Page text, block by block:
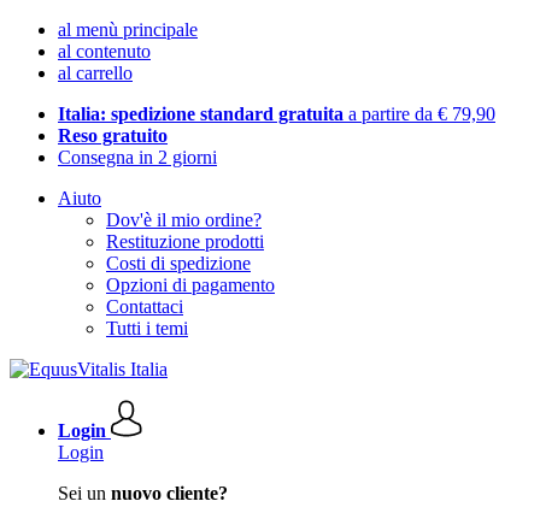
al menù principale
al contenuto
al carrello
Italia: spedizione standard gratuita a partire da € 79,90
Reso gratuito
Consegna in 2 giorni
Aiuto
Dov'è il mio ordine?
Restituzione prodotti
Costi di spedizione
Opzioni di pagamento
Contattaci
Tutti i temi
Login
Login
Sei un nuovo cliente?